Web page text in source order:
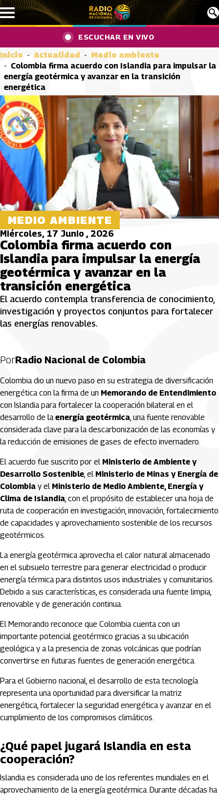
Pasar al contenido principal
ESCUCHAR EN VIVO
Inicio Actualidad
Medio ambiente
Colombia firma acuerdo con Islandia para impulsar la
energía geotérmica y avanzar en la transición
energética
MEDIO AMBIENTE
Miércoles, 17 Junio , 2026
Colombia firma acuerdo con
Islandia para impulsar la energía
geotérmica y avanzar en la
transición energética
El acuerdo contempla transferencia de conocimiento,
investigación y proyectos conjuntos para fortalecer
las energías renovables.
PorRadio Nacional de Colombia
Colombia dio un nuevo paso en su estrategia de diversificación
energética con la firma de un Memorando de Entendimiento
con Islandia para fortalecer la cooperación bilateral en el
desarrollo de laenergía geotérmica, una fuente renovable
considerada clave para la descarbonización de las economías y
la reducción de emisiones de gases de efecto invernadero.
El acuerdo fue suscrito por el Ministerio de Ambiente y
Desarrollo Sostenible, el Ministerio de Minas y Energía de
Colombia y el Ministerio de Medio Ambiente, Energía y
Clima de Islandia, con el propósito de establecer una hoja de
ruta de cooperación en investigación, innovación, fortalecimiento
de capacidades y aprovechamiento sostenible de los recursos
geotérmicos.
La energía geotérmica aprovecha el calor natural almacenado
en el subsuelo terrestre para generar electricidad o producir
energía térmica para distintos usos industriales y comunitarios.
Debido a sus características, es considerada una fuente limpia,
renovable y de generación continua.
El Memorando reconoce que Colombia cuenta con un
importante potencial geotérmico gracias a su ubicación
geológica y a la presencia de zonas volcánicas que podrían
convertirse en futuras fuentes de generación energética.
Para el Gobierno nacional, el desarrollo de esta tecnología
representa una oportunidad para diversificar la matriz
energética, fortalecer la seguridad energética y avanzar en el
cumplimiento de los compromisos climáticos.
¿Qué papel jugará Islandia en esta
cooperación?
Islandia es considerada uno de los referentes mundiales en el
aprovechamiento de la energía geotérmica. Durante décadas ha